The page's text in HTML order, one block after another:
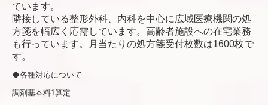
ています。
隣接している整形外科、内科を中心に広域医療機関の処
方箋を幅広く応需しています。高齢者施設への在宅業務
も行っています。
月当たりの処方箋受付枚数は1600枚で
す。
◆各種対応について
調剤基本料1算定